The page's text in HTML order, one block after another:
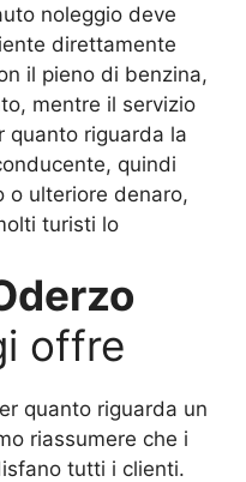
noleggio deve
direttamente
il pieno di benzina,
mentre il servizio
quanto riguarda la
quindi
o ulteriore denaro,
turisti lo
offre
quanto riguarda un
riassumere che i
tutti i clienti.